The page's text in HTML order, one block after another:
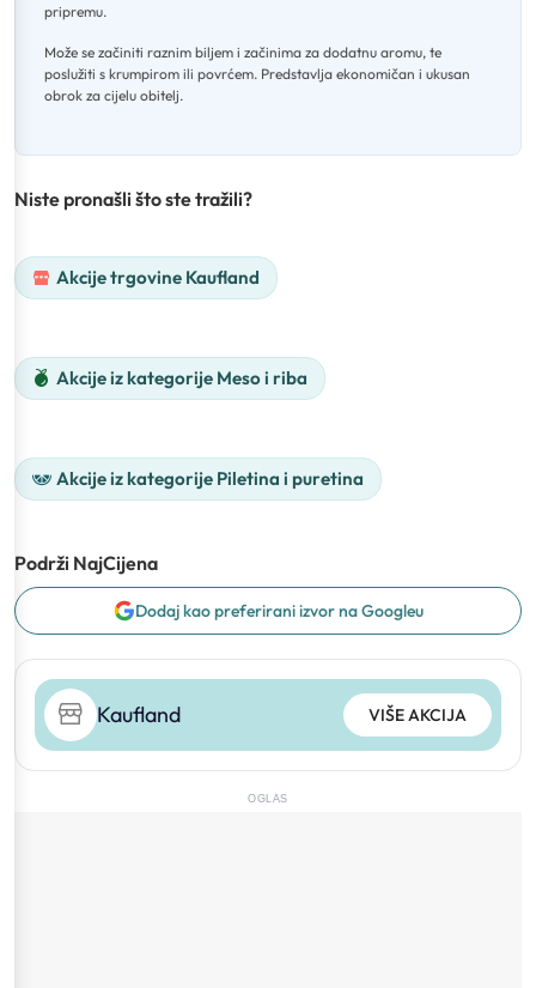
pripremu.
Može se začiniti raznim biljem i začinima za dodatnu aromu, te
poslužiti s krumpirom ili povrćem. Predstavlja ekonomičan i ukusan
obrok za cijelu obitelj.
Niste pronašli što ste tražili?
Akcije trgovine Kaufland
Akcije iz kategorije Meso i riba
Akcije iz kategorije Piletina i puretina
Podrži NajCijena
Dodaj kao preferirani izvor na Googleu
Kaufland VIŠE AKCIJA
OGLAS